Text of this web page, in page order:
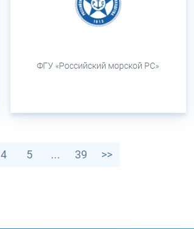
ФГУ «Российский морской РС»
4 5 ... 39 >>